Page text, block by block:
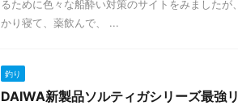
るために色々な船酔い対策のサイトをみました
かり寝て、薬飲んで、 ...
釣り
DAIWA新製品ソルティガシリーズ最強